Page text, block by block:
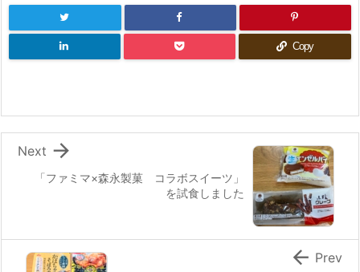
Copy
「ファミマ×森永製菓 コラボスイーツ」
を試食しました

Next
 Prev